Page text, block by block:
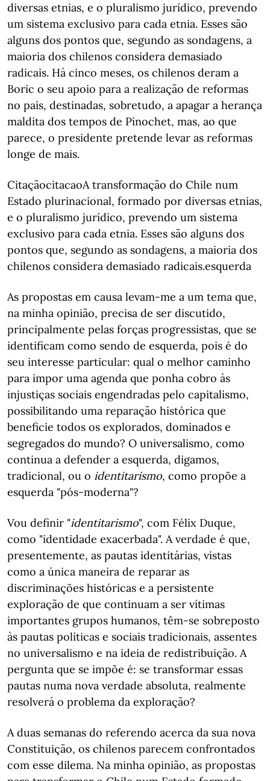
diversas etnias, e o pluralismo jurídico, prevendo
um sistema exclusivo para cada etnia. Esses são
alguns dos pontos que, segundo as sondagens, a
maioria dos chilenos considera demasiado
radicais. Há cinco meses, os chilenos deram a
Boric o seu apoio para a realização de reformas
no país, destinadas, sobretudo, a apagar a herança
maldita dos tempos de Pinochet, mas, ao que
parece, o presidente pretende levar as reformas
longe de mais.
CitaçãocitacaoA transformação do Chile num
Estado plurinacional, formado por diversas etnias,
e o pluralismo jurídico, prevendo um sistema
exclusivo para cada etnia. Esses são alguns dos
pontos que, segundo as sondagens, a maioria dos
chilenos considera demasiado radicais.esquerda
As propostas em causa levam-me a um tema que,
na minha opinião, precisa de ser discutido,
principalmente pelas forças progressistas, que se
identificam como sendo de esquerda, pois é do
seu interesse particular: qual o melhor caminho
para impor uma agenda que ponha cobro às
injustiças sociais engendradas pelo capitalismo,
possibilitando uma reparação histórica que
beneficie todos os explorados, dominados e
segregados do mundo? O universalismo, como
continua a defender a esquerda, digamos,
tradicional, ou o identitarismo, como propõe a
esquerda "pós-moderna"?
Vou definir "identitarismo", com Félix Duque,
como "identidade exacerbada". A verdade é que,
presentemente, as pautas identitárias, vistas
como a única maneira de reparar as
discriminações históricas e a persistente
exploração de que continuam a ser vítimas
importantes grupos humanos, têm-se sobreposto
às pautas políticas e sociais tradicionais, assentes
no universalismo e na ideia de redistribuição. A
pergunta que se impõe é: se transformar essas
pautas numa nova verdade absoluta, realmente
resolverá o problema da exploração?
A duas semanas do referendo acerca da sua nova
Constituição, os chilenos parecem confrontados
com esse dilema. Na minha opinião, as propostas